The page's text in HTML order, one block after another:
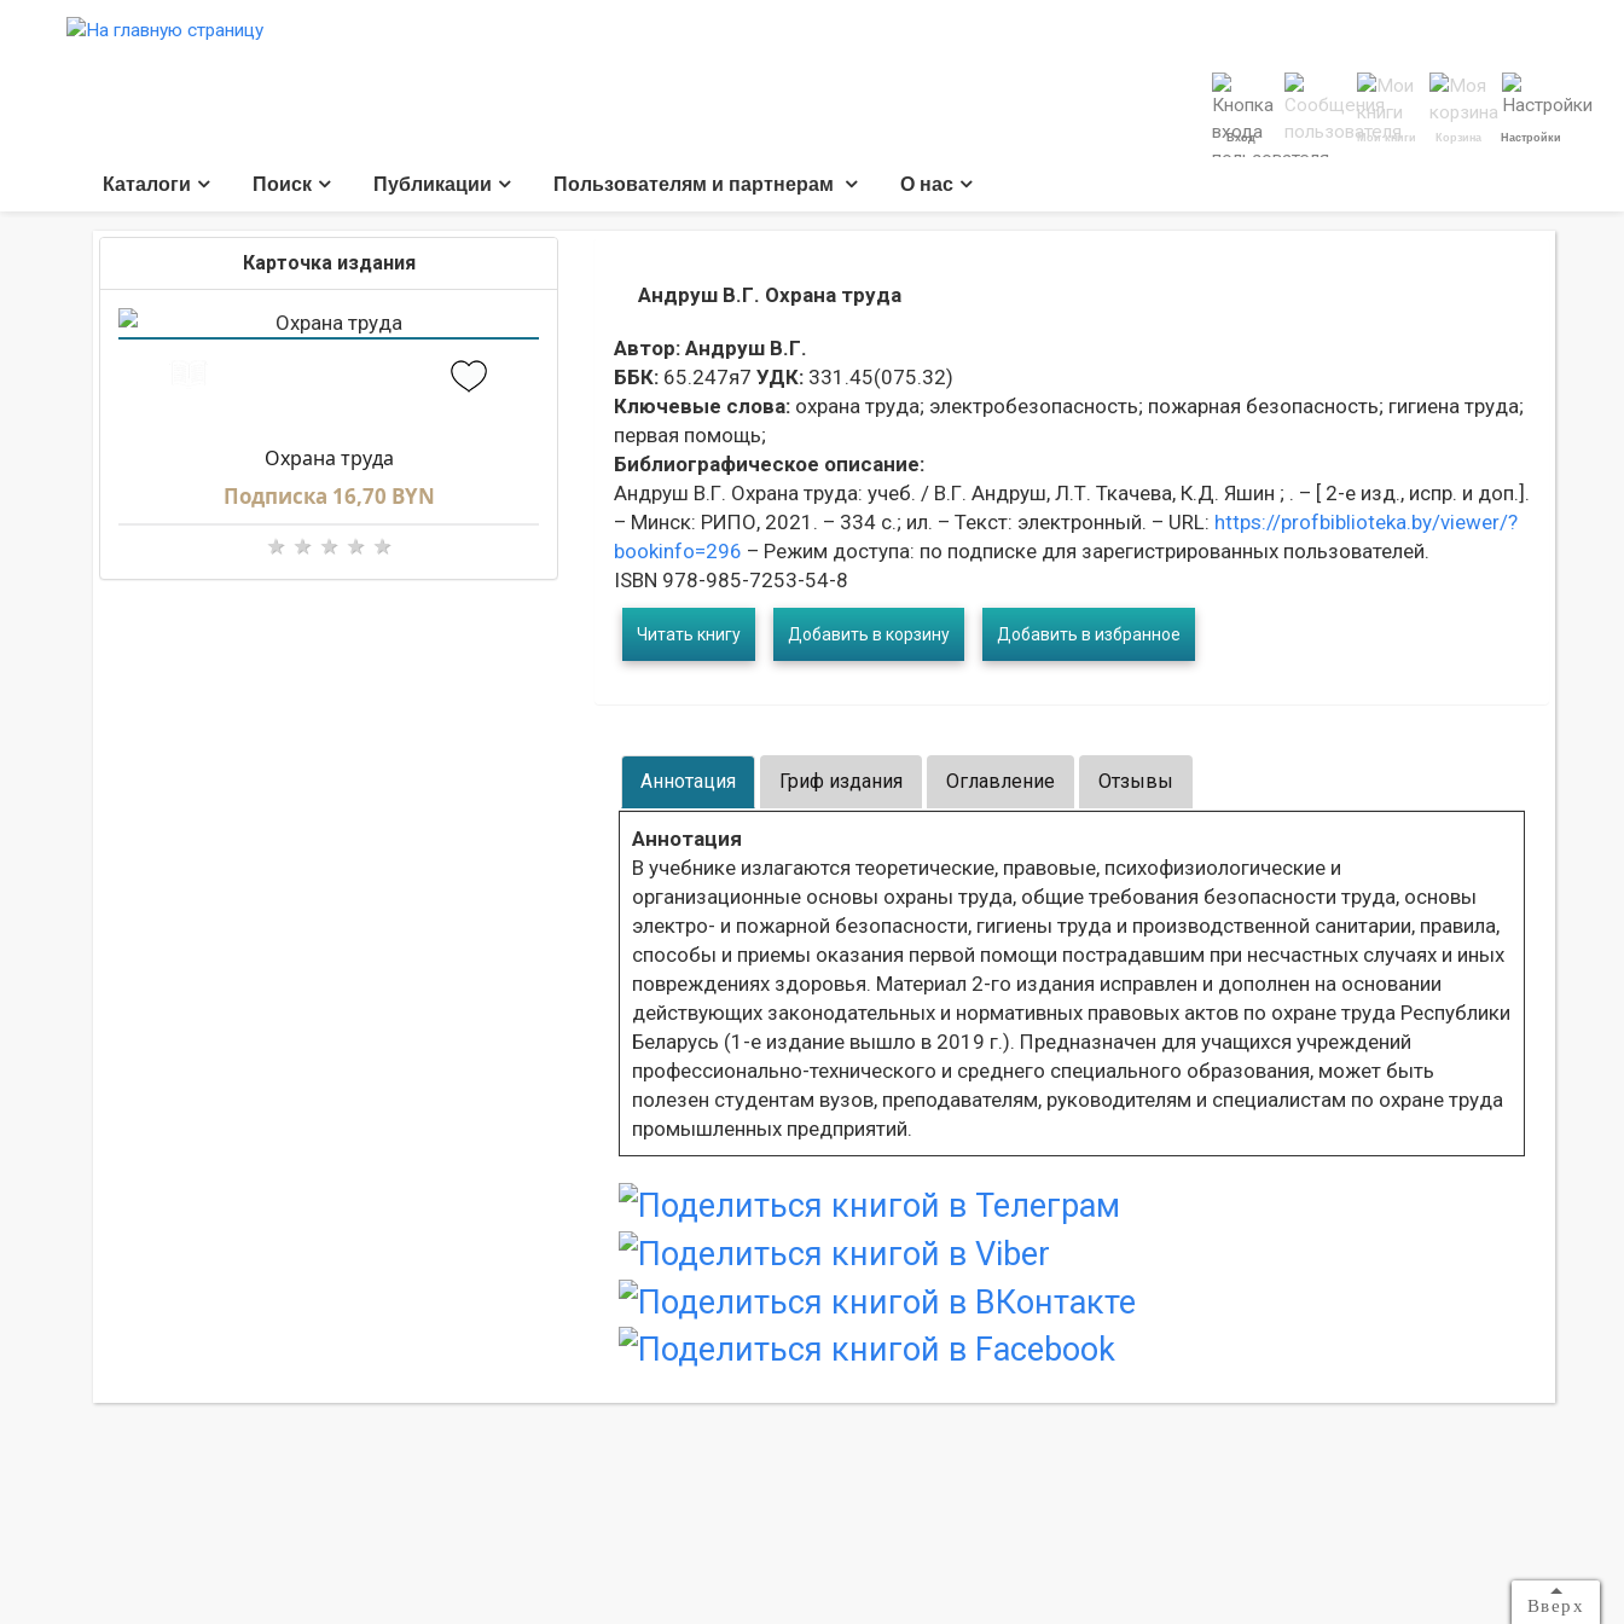
Вход Мои книги Корзина Настройки
Каталоги Поиск Публикации Пользователям и партнерам О нас
Карточка издания
Охрана труда
Подписка 16,70 BYN
Андруш В.Г. Охрана труда
Автор: Андруш В.Г.
ББК: 65.247я7 УДК: 331.45(075.32)
Ключевые слова: охрана труда; электробезопасность; пожарная безопасность; гигиена труда;
первая помощь;
Библиографическое описание:
Андруш В.Г. Охрана труда: учеб. / В.Г. Андруш, Л.Т. Ткачева, К.Д. Яшин ; . – [ 2-е изд., испр. и доп.].
– Минск: РИПО, 2021. – 334 с.; ил. – Текст: электронный. – URL: https://profbiblioteka.by/viewer/?
bookinfo=296 – Режим доступа: по подписке для зарегистрированных пользователей.
ISBN 978-985-7253-54-8
Читать книгу Добавить в корзину Добавить в избранное
Аннотация Гриф издания Оглавление Отзывы
Аннотация
В учебнике излагаются теоретические, правовые, психофизиологические и
организационные основы охраны труда, общие требования безопасности труда, основы
электро- и пожарной безопасности, гигиены труда и производственной санитарии, правила,
способы и приемы оказания первой помощи пострадавшим при несчастных случаях и иных
повреждениях здоровья. Материал 2-го издания исправлен и дополнен на основании
действующих законодательных и нормативных правовых актов по охране труда Республики
Беларусь (1-е издание вышло в 2019 г.). Предназначен для учащихся учреждений
профессионально-технического и среднего специального образования, может быть
полезен студентам вузов, преподавателям, руководителям и специалистам по охране труда
промышленных предприятий.
Вверх